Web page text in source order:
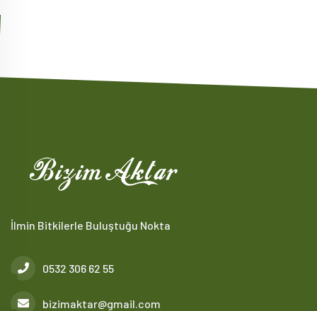
İlmin Bitkilerle Buluştuğu Nokta
0532 306 62 55
bizimaktar@gmail.com